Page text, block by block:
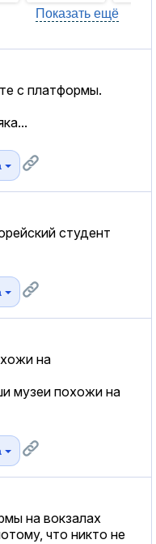
Показать ещё
с платформы.
студент
на
музеи похожи на
на вокзалах
что никто не